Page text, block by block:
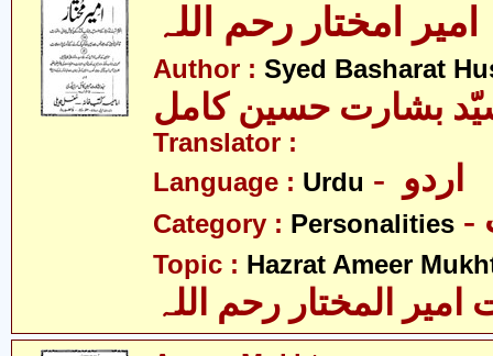
امیر امختار رحم اللہ
Author : Syed Basharat
بشارت حسین کامل
Translator :
Language : Urdu
Category : Personalities
Topic : Hazrat Ameer
المختار رحم اللہ